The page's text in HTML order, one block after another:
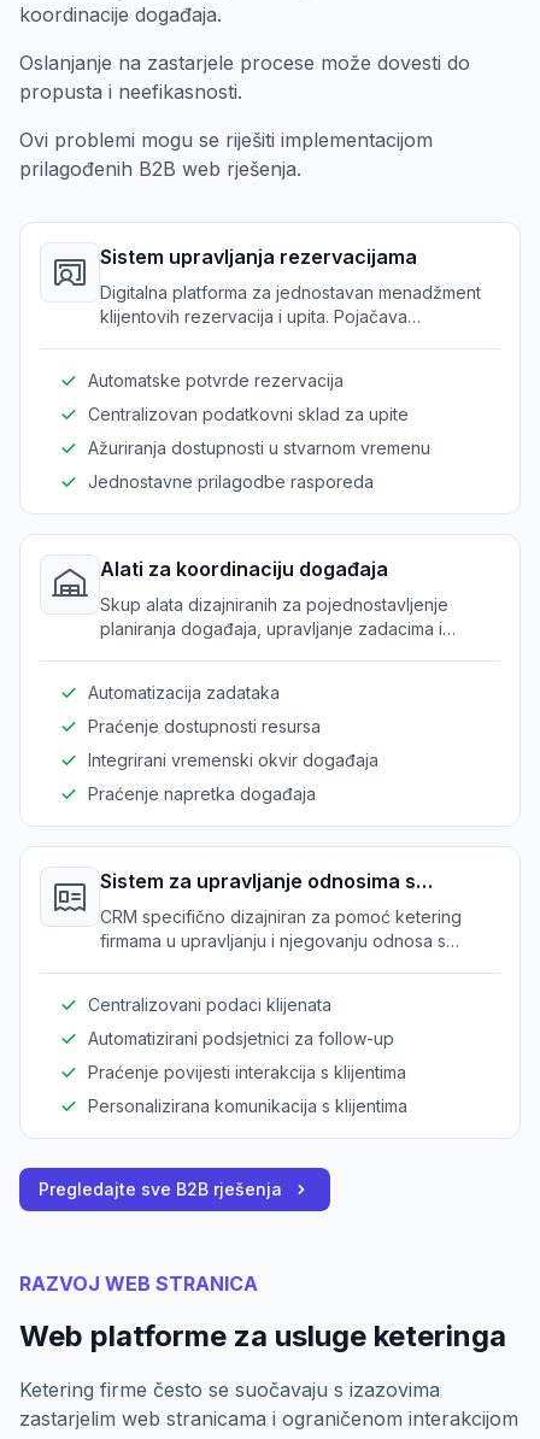
koordinacije događaja.
Oslanjanje na zastarjele procese može dovesti do
propusta i neefikasnosti.
Ovi problemi mogu se riješiti implementacijom
prilagođenih B2B web rješenja.
Sistem upravljanja rezervacijama
Digitalna platforma za jednostavan menadžment
klijentovih rezervacija i upita. Pojačava
Automatske potvrde rezervacija
Centralizovan podatkovni sklad za upite
Ažuriranja dostupnosti u stvarnom vremenu
Jednostavne prilagodbe rasporeda
Alati za koordinaciju događaja
Skup alata dizajniranih za pojednostavljenje
planiranja događaja, upravljanje zadacima i
Automatizacija zadataka
Praćenje dostupnosti resursa
Integrirani vremenski okvir događaja
Praćenje napretka događaja
Sistem za upravljanje odnosima s
klijentima (CRM)
CRM specifično dizajniran za pomoć ketering
firmama u upravljanju i njegovanju odnosa s
Centralizovani podaci klijenata
Automatizirani podsjetnici za follow-up
Praćenje povijesti interakcija s klijentima
Personalizirana komunikacija s klijentima
Pregledajte sve B2B rješenja
RAZVOJ WEB STRANICA
Web platforme za usluge keteringa
Ketering firme često se suočavaju s izazovima
zastarjelim web stranicama i ograničenom interakcijom